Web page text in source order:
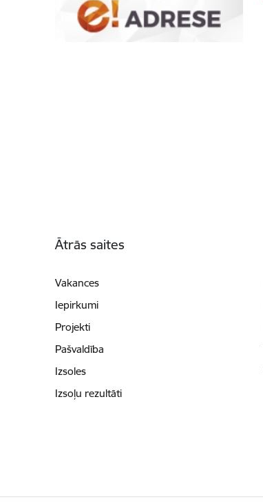
Ātrās saites
Vakances
Iepirkumi
Projekti
Pašvaldība
Izsoles
Izsoļu rezultāti